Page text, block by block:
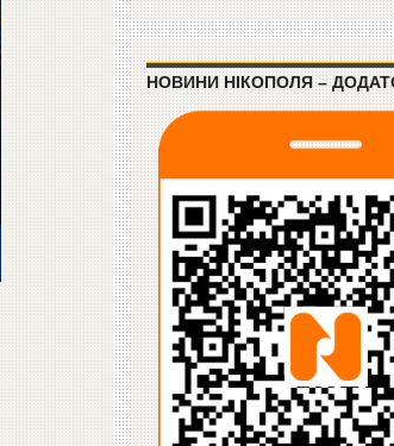
НОВИНИ НІКОПОЛЯ –